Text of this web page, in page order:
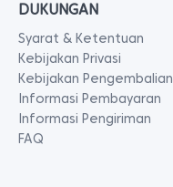
DUKUNGAN
Syarat & Ketentuan
Kebijakan Privasi
Kebijakan Pengembalian
Informasi Pembayaran
Informasi Pengiriman
FAQ